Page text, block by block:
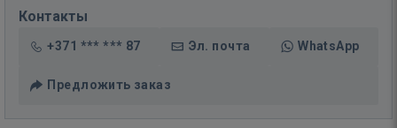
Контакты
+371 *** *** 87 Эл. почта WhatsApp
Предложить заказ